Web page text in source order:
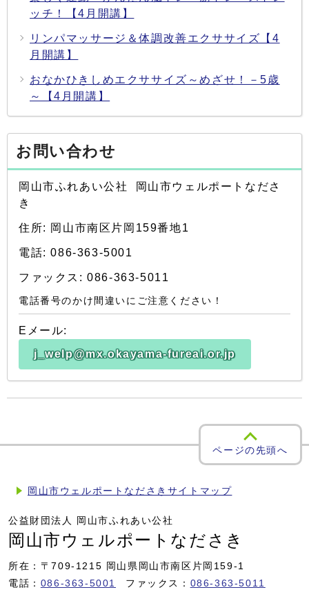
ッチ！【4月開講】
リンパマッサージ＆体調改善エクササイズ【4
月開講】
おなかひきしめエクササイズ～めざせ！－5歳
～【4月開講】
お問い合わせ
岡山市ふれあい公社 岡山市ウェルポートなださ
き
住所: 岡山市南区片岡159番地1
電話: 086-363-5001
ファックス: 086-363-5011
電話番号のかけ間違いにご注意ください！
Eメール:
j_welp@mx.okayama-fureai.or.jp
ページの先頭へ
岡山市ウェルポートなださきサイトマップ
公益財団法人 岡山市ふれあい公社
岡山市ウェルポートなださき
所在：〒709-1215 岡山県岡山市南区片岡159-1
電話： 086-363-5001 ファックス： 086-363-5011